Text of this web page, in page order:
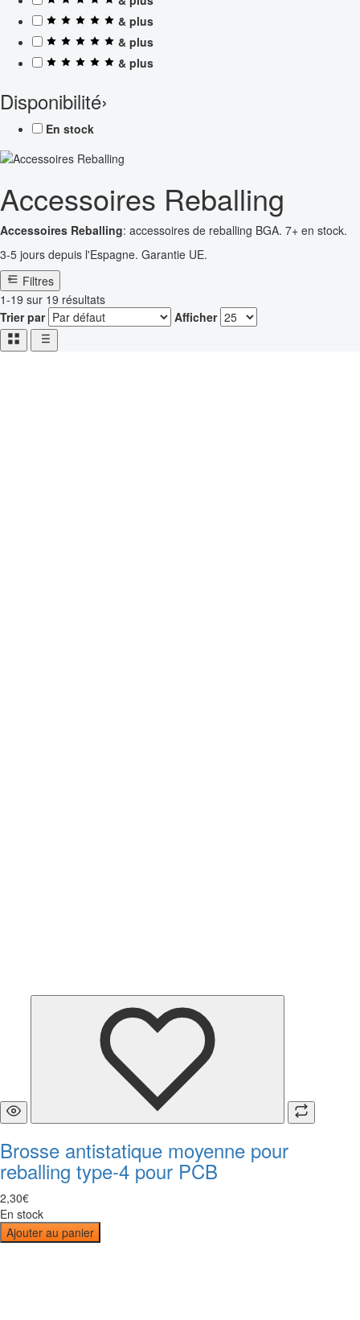
& plus
& plus
& plus
Disponibilité›
En stock
Accessoires Reballing
Accessoires Reballing: accessoires de reballing BGA. 7+ en stock.
3-5 jours depuis l'Espagne. Garantie UE.
Filtres
1-19 sur 19 résultats
Trier par
Afficher
Brosse antistatique moyenne pour
reballing type-4 pour PCB
2,30€
En stock
Ajouter au panier